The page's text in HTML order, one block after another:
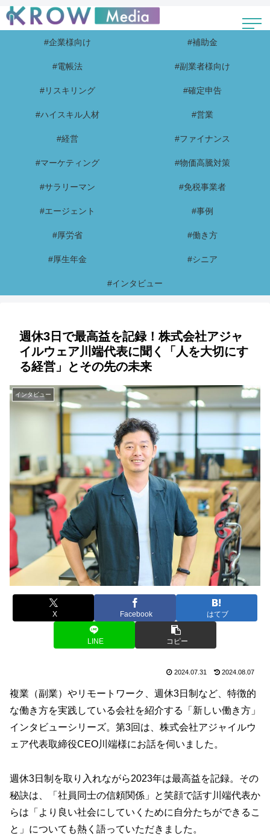
#企業様向け #補助金
#電帳法 #副業者様向け
#リスキリング #確定申告
#ハイスキル人材 #営業
#経営 #ファイナンス
#マーケティング #物価高騰対策
#サラリーマン #免税事業者
#エージェント #事例
#厚労省 #働き方
#厚生年金 #シニア
#インタビュー
週休3日で最高益を記録！株式会社アジャ
イルウェア川端代表に聞く「人を大切にす
る経営」とその先の未来
インタビュー
X Facebook はてブ
LINE コピー
2024.07.31 2024.08.07
複業（副業）やリモートワーク、週休3日制など、特徴的
な働き方を実践している会社を紹介する「新しい働き方」
インタビューシリーズ。第3回は、株式会社アジャイルウ
ェア代表取締役CEO川端様にお話を伺いました。
週休3日制を取り入れながら2023年は最高益を記録。その
秘訣は、「社員同士の信頼関係」と笑顔で話す川端代表か
らは「より良い社会にしていくために自分たちができるこ
と」についても熱く語っていただきました。